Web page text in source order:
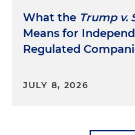
What the Trump v.
Means for
Regulated
JULY 8, 2026